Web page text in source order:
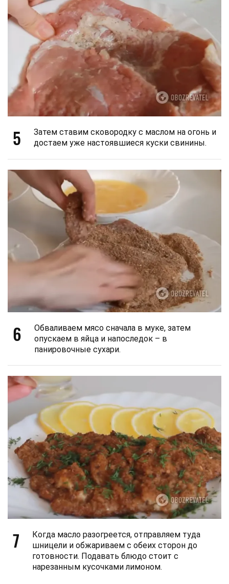
5
Затем ставим сковородку с маслом на огонь и
достаем уже настоявшиеся куски свинины.
6
Обваливаем мясо сначала в муке, затем
опускаем в яйца и напоследок – в
панировочные сухари.
7
Когда масло разогреется, отправляем туда
шницели и обжариваем с обеих сторон до
готовности. Подавать блюдо стоит с
нарезанным кусочками лимоном.